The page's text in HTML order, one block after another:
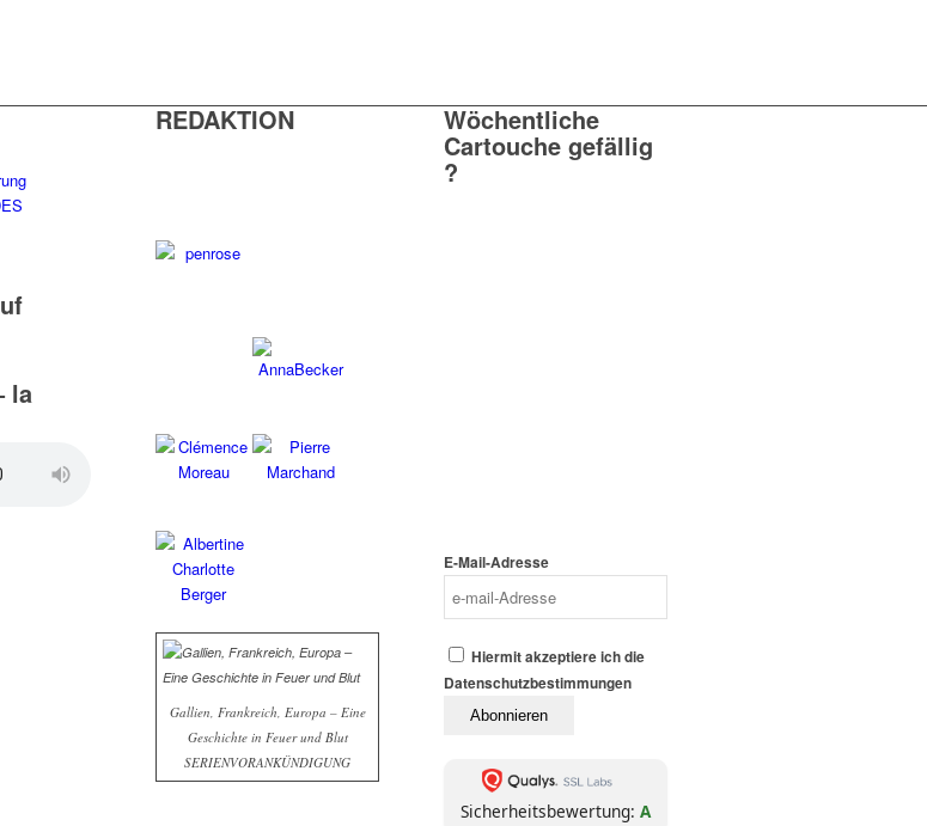
la
REDAKTION
Gallien, Frankreich, Europa – Eine
Geschichte in Feuer und Blut
SERIENVORANKÜNDIGUNG
Wöchentliche
Cartouche gefällig
?
E-Mail-Adresse
Hiermit akzeptiere ich die
Datenschutzbestimmungen
Sicherheitsbewertung:A